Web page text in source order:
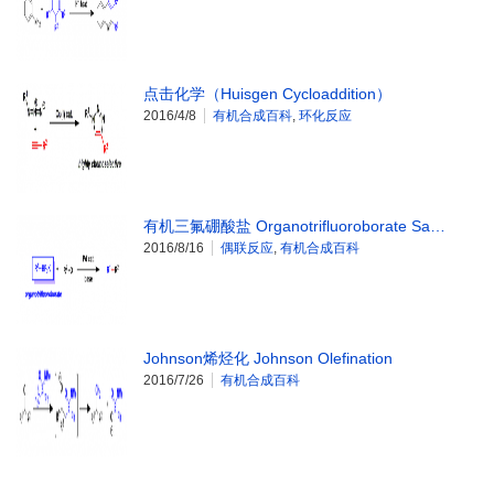
点击化学（Huisgen Cycloaddition）
2016/4/8 有机合成百科, 环化反应
有机三氟硼酸盐 Organotrifluoroborate Sa…
2016/8/16 偶联反应, 有机合成百科
Johnson烯烃化 Johnson Olefination
2016/7/26 有机合成百科